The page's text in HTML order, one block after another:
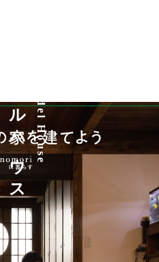
Model House
モデルハウス